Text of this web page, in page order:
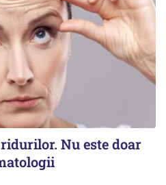
Nu este doar